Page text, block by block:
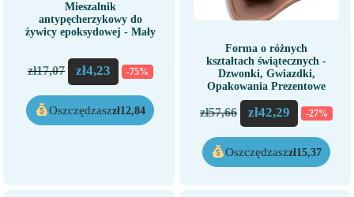
Mieszalnik
antypęcherzykowy do
żywicy epoksydowej - Mały
zł17,07 zł4,23 -75%
Oszczędzaszzł12,84
Forma o różnych
kształtach świątecznych -
Dzwonki, Gwiazdki,
Opakowania Prezentowe
zł57,66 zł42,29 -27%
Oszczędzaszzł15,37